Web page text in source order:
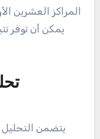
المراكز العشرين
يمكن أن توفر
يتضمن التحليل